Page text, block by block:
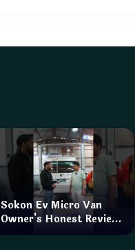
Sokon Ev Micro Van
Owner's Honest Review
How is the service?